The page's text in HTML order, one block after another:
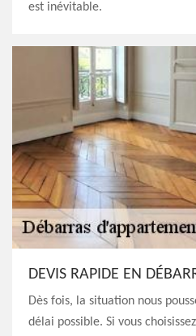
est inévitable.
DEVIS RAPIDE EN
Dès fois, la situation nous
délai possible. Si vous